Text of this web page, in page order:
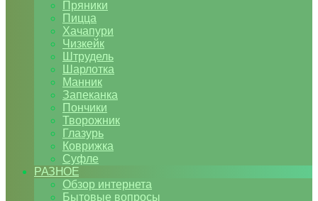
Пряники
Пицца
Хачапури
Чизкейк
Штрудель
Шарлотка
Манник
Запеканка
Пончики
Творожник
Глазурь
Коврижка
Суфле
РАЗНОЕ
Обзор интернета
Бытовые вопросы